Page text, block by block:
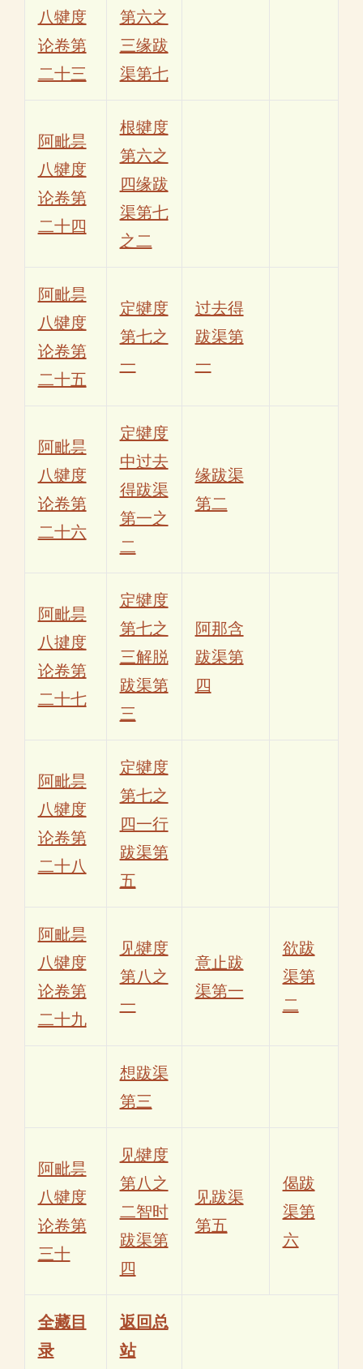
八犍度
论卷第
二十三
第六之
三缘跋
渠第七
阿毗昙
八犍度
论卷第
二十四
根犍度
第六之
四缘跋
渠第七
之二
阿毗昙
八犍度
论卷第
二十五
定犍度
第七之
一
过去得
跋渠第
一
阿毗昙
八犍度
论卷第
二十六
定犍度
中过去
得跋渠
第一之
二
缘跋渠
第二
阿毗昙
八揵度
论卷第
二十七
定犍度
第七之
三解脱
跋渠第
三
阿那含
跋渠第
四
阿毗昙
八犍度
论卷第
二十八
定犍度
第七之
四一行
跋渠第
五
阿毗昙
八犍度
论卷第
二十九
见犍度
第八之
一
意止跋
渠第一
欲跋
渠第
二
想跋渠
第三
阿毗昙
八犍度
论卷第
三十
见犍度
第八之
二智时
跋渠第
四
见跋渠
第五
偈跋
渠第
六
全藏目
录
返回总
站